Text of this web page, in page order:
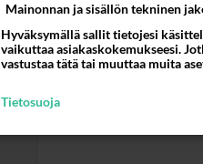
mukavasti palleissa
Äänestä
Mainonnan ja sisällön tekninen
Hyväksymällä sallit tietojesi
vaikuttaa asiakaskokemukseesi.
vastustaa tätä tai muuttaa muita
Tietosuoja